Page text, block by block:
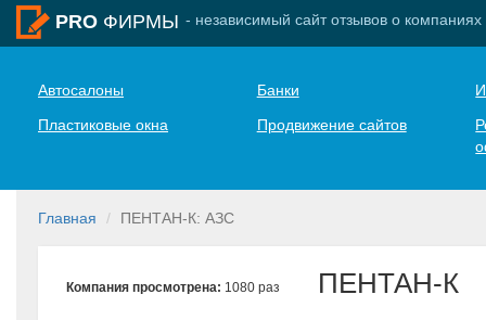
PRO ФИРМЫ - независимый сайт отзывов о компаниях
Автосалоны Банки
Пластиковые окна
Продвижение сайтов
Главная ПЕНТАН-К: АЗС
Компания просмотрена: 1080 раз ПЕНТАН-К